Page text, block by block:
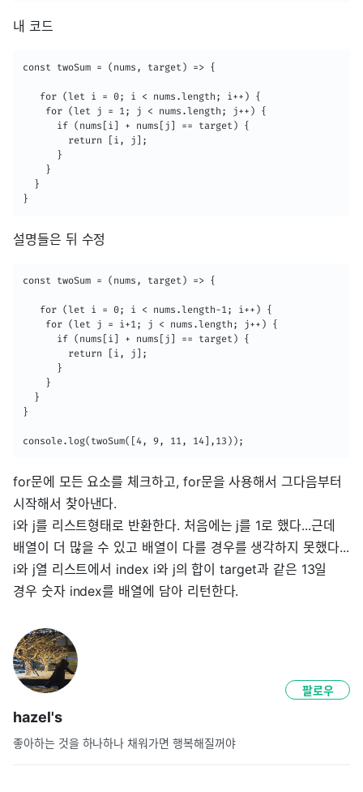
내 코드
const twoSum = (nums, target) => {
   for (let i = 0; i < nums.length; i++) {
    for (let j = 1; j < nums.length; j++) {
      if (nums[i] + nums[j] == target) {
        return [i, j];
      }
    }
  }
설명들은 뒤 수정
const twoSum = (nums, target) => {
   for (let i = 0; i < nums.length-1; i++) {
    for (let j = i+1; j < nums.length; j++) {
      if (nums[i] + nums[j] == target) {
        return [i, j];
      }
    }
  }
}
console.log(twoSum([4, 9, 11, 14],13));
for문에 모든 요소를 체크하고, for문을 사용해서 그다음부터
시작해서 찾아낸다.
i와 j를 리스트형태로 반환한다. 처음에는 j를 1로 했다...근데
배열이 더 많을 수 있고 배열이 다를 경우를 생각하지 못했다...
i와 j열 리스트에서 index i와 j의 합이 target과 같은 13일
경우 숫자 index를 배열에 담아 리턴한다.
hazel's
좋아하는 것을 하나하나 채워가면 행복해질꺼야
팔로우